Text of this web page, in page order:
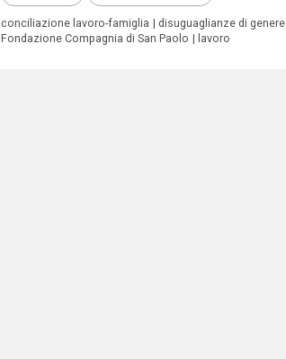
conciliazione lavoro-famiglia disuguaglianze di genere
Fondazione Compagnia di San Paolo
lavoro